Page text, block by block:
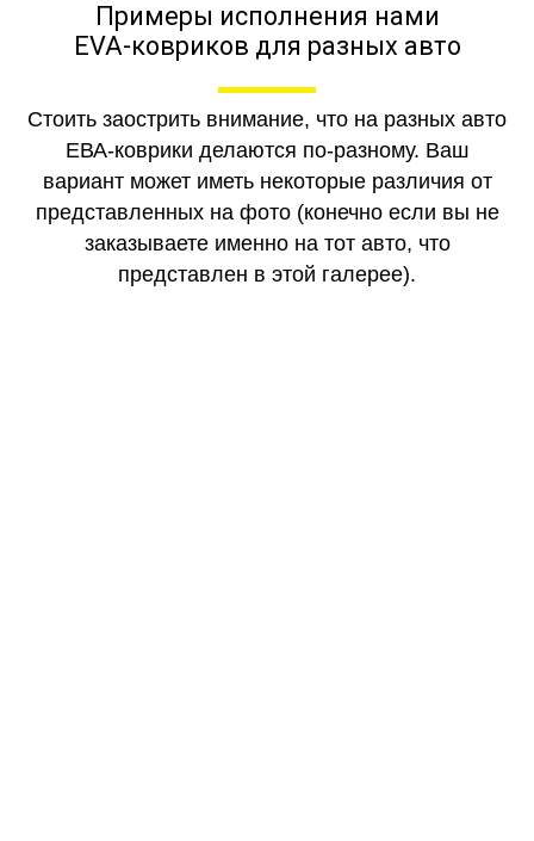
Примеры исполнения нами
EVA-ковриков для разных авто
Стоить заострить внимание, что на разных авто
ЕВА-коврики делаются по-разному. Ваш
вариант может иметь некоторые различия от
представленных на фото (конечно если вы не
заказываете именно на тот авто, что
представлен в этой галерее).